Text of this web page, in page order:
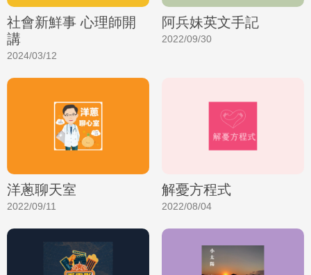
社會新鮮事 心理師開
講
2024/03/12
阿兵妹英文手記
2022/09/30
洋蔥聊天室
2022/09/11
解憂方程式
2022/08/04